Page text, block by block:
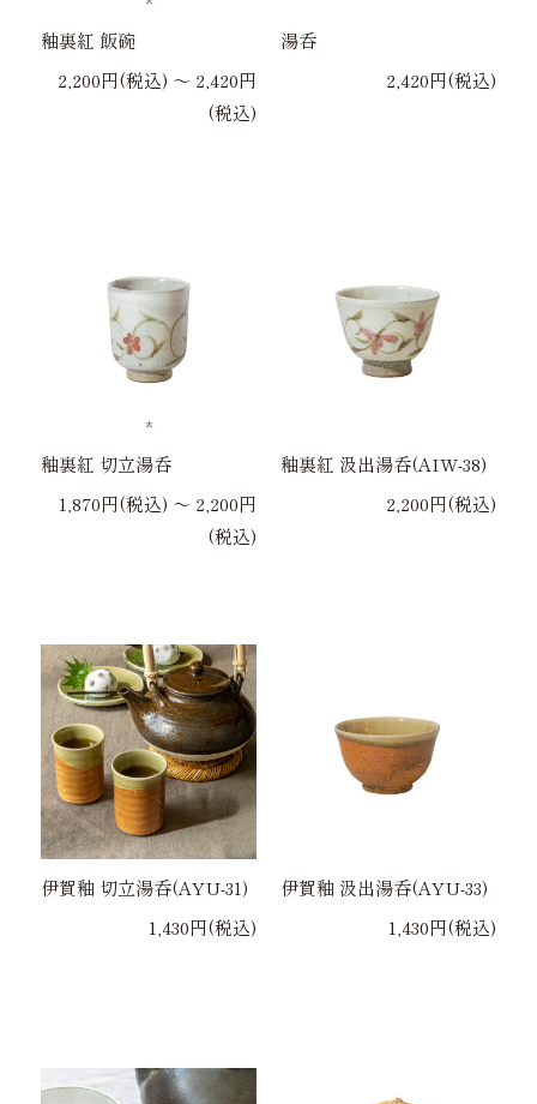
釉裏紅 飯碗
2,200円(税込) 〜 2,420円
(税込)
湯呑
2,420円(税込)
釉裏紅 切立湯呑
1,870円(税込) 〜 2,200円
(税込)
釉裏紅 汲出湯呑(AIW-38)
2,200円(税込)
伊賀釉 切立湯呑(AYU-31)
1,430円(税込)
伊賀釉 汲出湯呑(AYU-33)
1,430円(税込)